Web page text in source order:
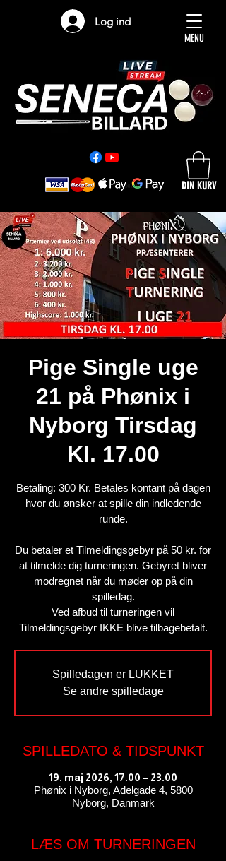
MENU
DIN KURV
Log ind
Pige Single uge
21 på Phønix i
Nyborg Tirsdag
Kl. 17.00
Betaling: 300 Kr. Betales kontant på dagen
hvor du ønsker at spille din indledende
runde.
Du betaler et Tilmeldingsgebyr på 50 kr. for
at tilmelde dig turneringen. Gebyret bliver
modregnet når du møder op på din
spilledag.
Ved afbud til turneringen vil
Tilmeldingsgebyr IKKE blive tilbagebetalt.
Spilledagen er LUKKET
Se andre spilledage
SPILLEDATO & TIDSPUNKT
19. maj 2026, 17.00 – 23.00
Phønix i Nyborg, Adelgade 4, 5800
Nyborg, Danmark
LÆS OM TURNERINGEN